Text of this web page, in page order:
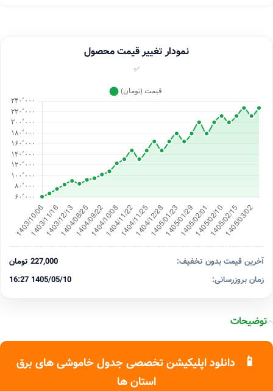
نمودار تغییر قیمت محصول
✅
آخرین قیمت بدون تخفیف:
227,000 تومان
زمان بروزرسانی:
1405/05/10 16:27
توضیحات
📱
دانلود اپلیکیشن تخصصی جدول خاموشی های برق
استان ها